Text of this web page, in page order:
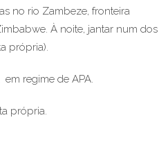
no rio Zambeze, fronteira
À noite, jantar num dos
própria).
regime de APA.
própria.